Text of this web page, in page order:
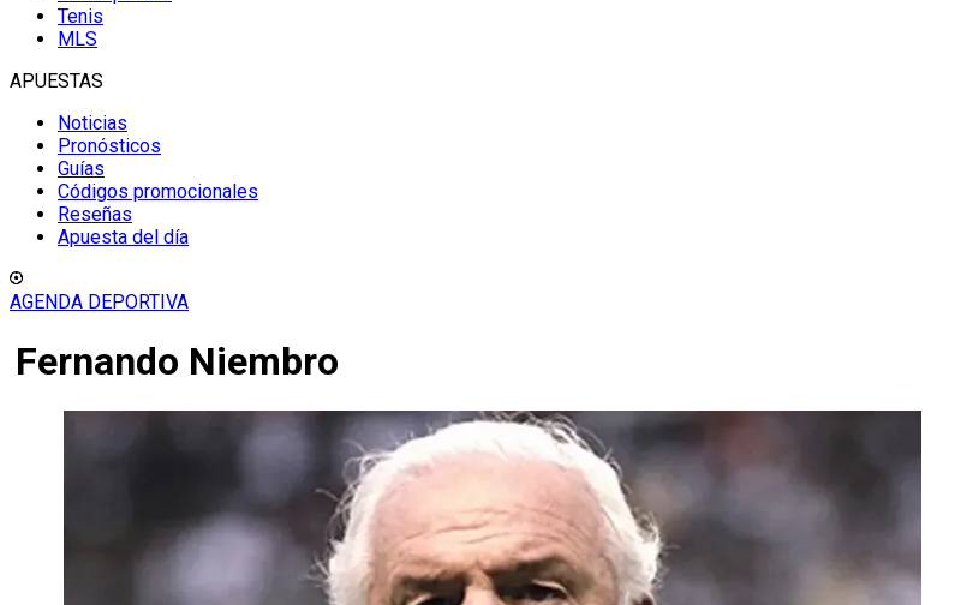
Tenis
MLS
APUESTAS
Noticias
Pronósticos
Guías
Códigos promocionales
Reseñas
Apuesta del día
AGENDA DEPORTIVA
Fernando Niembro